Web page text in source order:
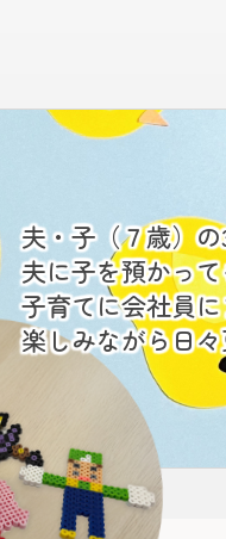
夫・子（７歳）の
夫に子を預かっ
子育てに会社員に
楽しみながら日々